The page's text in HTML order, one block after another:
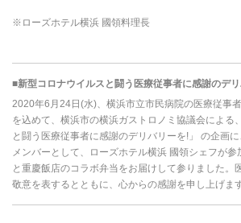
※ローズホテル横浜 國領料理長
■新型コロナウイルスと闘う医療従事者に感謝のデ
2020年6月24日(水)、横浜市立市民病院の医療従事
を込めて、横浜市の横浜ガストロノミ協議会による
と闘う医療従事者に感謝のデリバリーを!」 の企画
メンバーとして、ローズホテル横浜 國領シェフが
と重慶飯店のコラボ弁当をお届けして参りました。
敬意を表するとともに、心からの感謝を申し上げます